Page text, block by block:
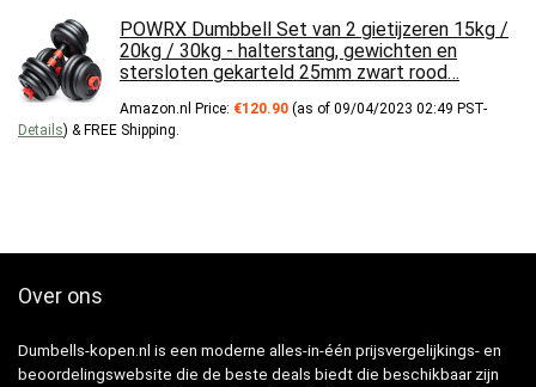
POWRX Dumbbell Set van 2 gietijzeren 15kg /
20kg / 30kg - halterstang, gewichten en
stersloten gekarteld 25mm zwart rood…
Amazon.nl Price: €120.90 (as of 09/04/2023 02:49 PST-
Details) & FREE Shipping
Over ons
Dumbells-kopen.nl is een moderne alles-in-één prijsvergelijkings- en
beoordelingswebsite die de beste deals biedt die beschikbaar zijn